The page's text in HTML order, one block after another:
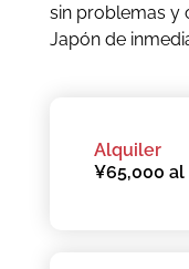
sin problemas y
Japón de
Alquiler
¥65,000 al